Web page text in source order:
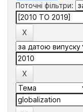
Поточні фільтри: